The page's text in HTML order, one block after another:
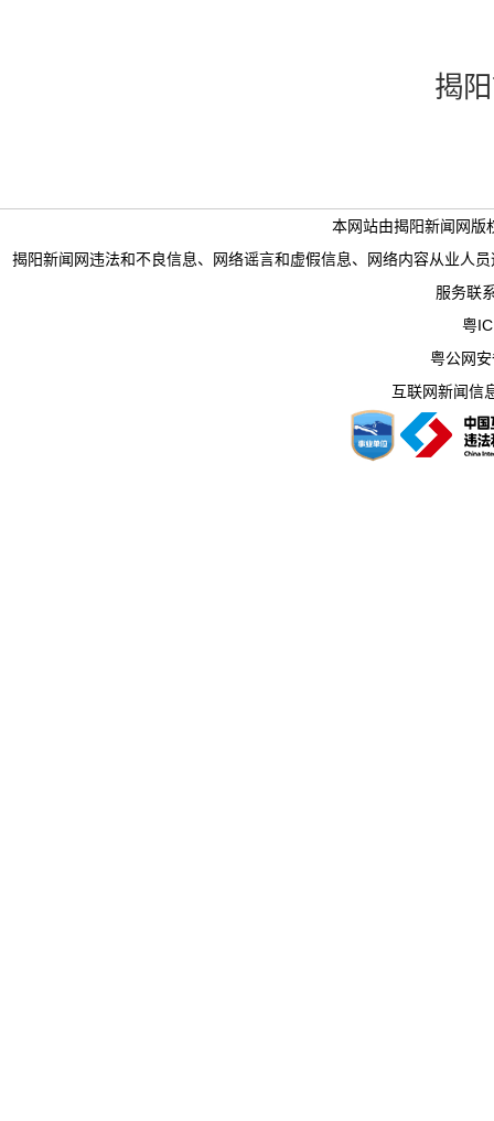
揭阳
本网站由揭阳新闻网版
揭阳新闻网违法和不良信息、网络谣言和虚假信息、网络内容从业人
服务联
粤
粤公网
互联网新闻信